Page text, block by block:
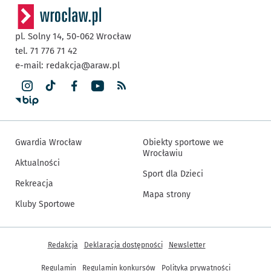
pl. Solny 14, 50-062 Wrocław
tel. 71 776 71 42
e-mail: redakcja@araw.pl
Gwardia Wrocław
Aktualności
Rekreacja
Kluby Sportowe
Obiekty sportowe we
Wrocławiu
Sport dla Dzieci
Mapa strony
Inne informacje
Redakcja Deklaracja dostępności Newsletter
Regulamin Regulamin konkursów Polityka prywatności